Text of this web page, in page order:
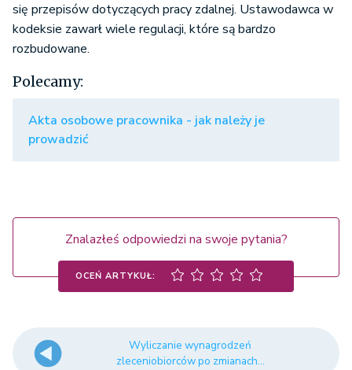
się przepisów dotyczących pracy zdalnej. Ustawodawca w
kodeksie zawarł wiele regulacji, które są bardzo
rozbudowane.
Polecamy:
Akta osobowe pracownika - jak należy je
prowadzić
Znalazłeś odpowiedzi na swoje pytania?
OCEŃ ARTYKUŁ:
Wyliczanie wynagrodzeń
zleceniobiorców po zmianach...